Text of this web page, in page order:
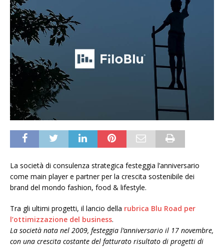
La società di consulenza strategica festeggia l’anniversario
come main player e partner per la crescita sostenibile dei
brand del mondo fashion, food & lifestyle.
Tra gli ultimi progetti, il lancio della rubrica Blu Road per
l’ottimizzazione del business.
La società nata nel 2009, festeggia l’anniversario il 17 novembre,
con una crescita costante del fatturato risultato di progetti di